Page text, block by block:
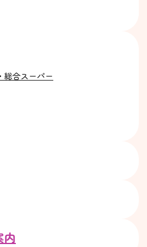
総合スーパー
内